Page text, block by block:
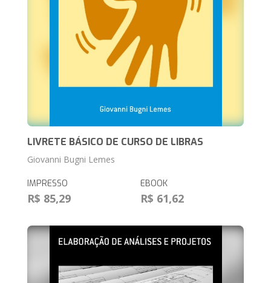
LIVRETE BÁSICO DE CURSO DE LIBRAS
Giovanni Bugni Lemes
IMPRESSO
R$ 85,29
EBOOK
R$ 61,62